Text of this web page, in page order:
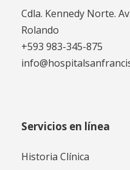
Cdla. Kennedy Norte.
Rolando
+593 983-345-875
Servicios en línea
Historia Clínica